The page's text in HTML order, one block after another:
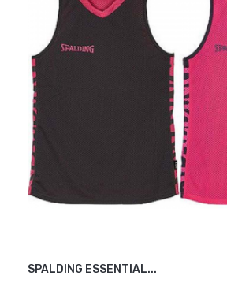
SPALDING ESSENTIAL...